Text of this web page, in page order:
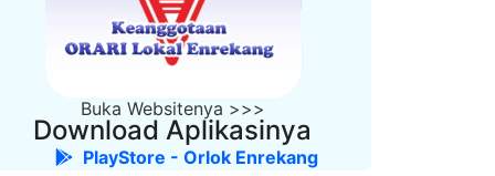
Buka Websitenya >>>
Download Aplikasinya
PlayStore - Orlok Enrekang